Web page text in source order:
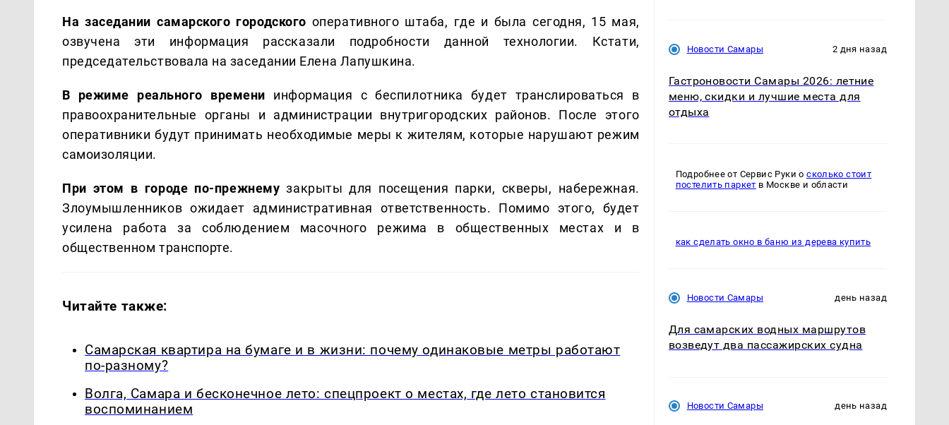
На заседании самарского городского оперативного штаба, где и была сегодня, 15 мая,
озвучена эти информация рассказали подробности данной технологии. Кстати,
председательствовала на заседании Елена Лапушкина.
В режиме реального времени информация с беспилотника будет транслироваться в
правоохранительные органы и администрации внутригородских районов. После этого
оперативники будут принимать необходимые меры к жителям, которые нарушают режим
самоизоляции.
При этом в городе по-прежнемузакрыты для посещения парки, скверы, набережная.
Злоумышленников ожидает административная ответственность. Помимо этого, будет
усилена работа за соблюдением масочного режима в общественных местах и в
общественном транспорте.
Читайте также:
Самарская квартира на бумаге и в жизни: почему одинаковые метры работают
по-разному?
Волга, Самара и бесконечное лето: спецпроект о местах, где лето становится
воспоминанием
Новости Самары 2 дня назад
Гастроновости Самары 2026: летние
меню, скидки и лучшие места для
отдыха
Подробнее от Сервис Руки осколько стоит
постелить паркет в Москве и области
как сделать окно в баню из дерева купить
Новости Самары день назад
Для самарских водных маршрутов
возведут два пассажирских судна
Новости Самары день назад